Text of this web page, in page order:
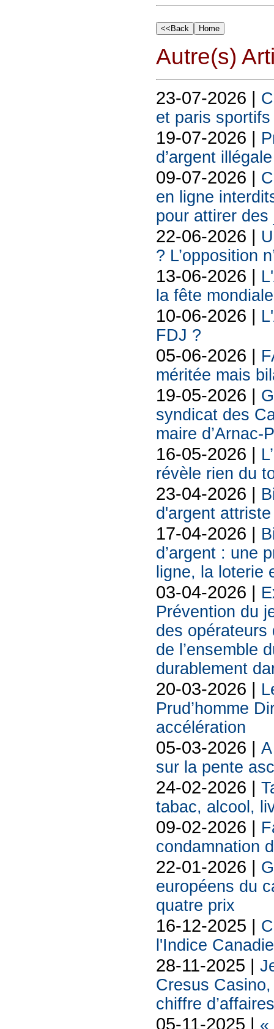
Autre(s)
23-07-2026 |
et paris
19-07-2026 |
d’argent
09-07-2026 |
en ligne
pour attirer des
22-06-2026 |
? L’opposition
13-06-2026 |
la fête
10-06-2026 |
FDJ ?
05-06-2026 |
méritée mais
19-05-2026 |
syndicat des
maire d’Arnac-
16-05-2026 |
révèle rien du
23-04-2026 |
d'argent
17-04-2026 |
d’argent : une
ligne, la loterie
03-04-2026 |
Prévention du
des opérateurs
de l’ensemble
durablement
20-03-2026 |
Prud’homme
accélération
05-03-2026 |
sur la pente
24-02-2026 |
tabac, alcool,
09-02-2026 |
condamnation
22-01-2026 |
européens du
quatre prix
16-12-2025 |
l'Indice
28-11-2025 |
Cresus
chiffre d’affaires
05-11-2025 | «